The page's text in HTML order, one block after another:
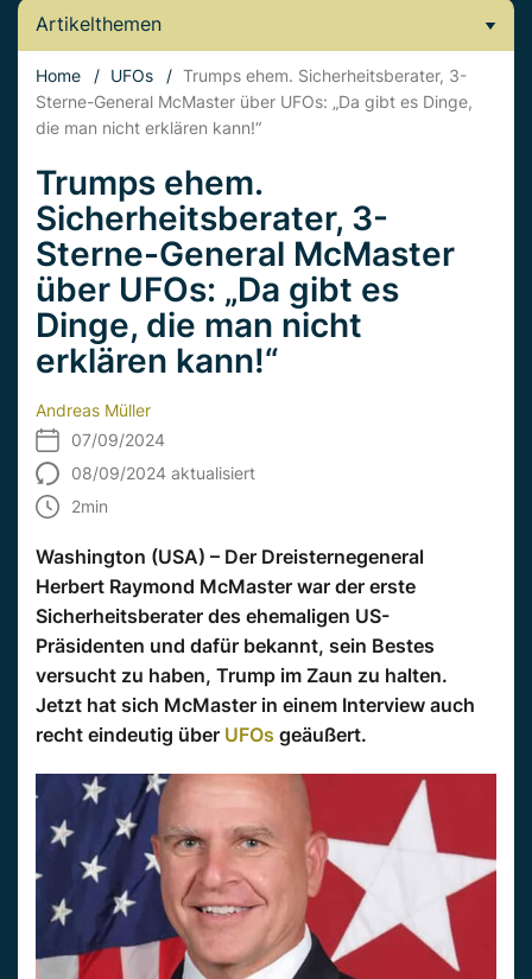
Artikelthemen
Home / UFOs / Trumps ehem. Sicherheitsberater, 3-
Sterne-General McMaster über UFOs: „Da gibt es Dinge,
die man nicht erklären kann!“
Trumps ehem.
Sicherheitsberater, 3-
Sterne-General McMaster
über UFOs: „Da gibt es
Dinge, die man nicht
erklären kann!“
Andreas Müller
07/09/2024
08/09/2024 aktualisiert
2min
Washington (USA) – Der Dreisternegeneral
Herbert Raymond McMaster war der erste
Sicherheitsberater des ehemaligen US-
Präsidenten und dafür bekannt, sein Bestes
versucht zu haben, Trump im Zaun zu halten.
Jetzt hat sich McMaster in einem Interview auch
recht eindeutig über UFOs geäußert.